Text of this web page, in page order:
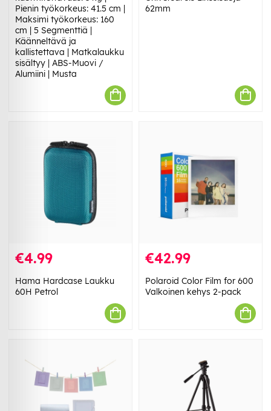
Pienin työkorkeus: 41.5 cm |
Maksimi työkorkeus: 160
cm | 5 Segmenttiä |
Käänneltävä ja
kallistettava | Matkalaukku
sisältyy | ABS-Muovi /
Alumiini | Musta
62mm
€4.99
Hama Hardcase Laukku
60H Petrol
€42.99
Polaroid Color Film for 600
Valkoinen kehys 2-pack